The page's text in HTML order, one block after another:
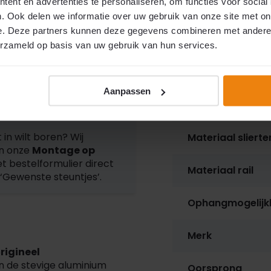
Ook delen we informatie over uw gebruik van onze site met
Deze partners kunnen deze gegevens combineren met
op basis van uw gebruik van hun services.
Aanpassen
tot aan de onderkant
Voor debreedtemeet
mogelijk telt u 2 cm
Hulp nodig?Bekijk
wilt boren? Wij
onze Montage op
bestelformulier direct
steuntjes’.
de stevige aluminium
EAN
Breedte
Lengte
Gewicht
Materiaal
Materiaal rail
Merk